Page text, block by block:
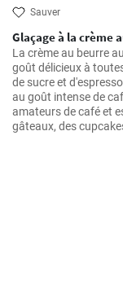
Sauver
Glaçage à la crème
La crème au beurre
goût délicieux à
de sucre et
au goût intense de
amateurs de café et
gâteaux, des